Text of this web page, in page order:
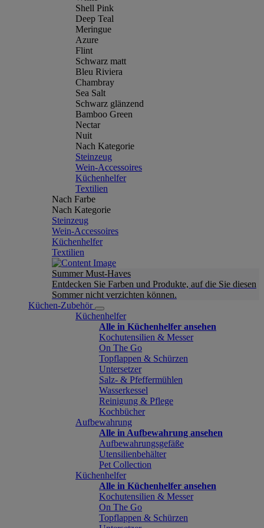
Shell Pink
Deep Teal
Meringue
Azure
Flint
Schwarz matt
Bleu Riviera
Chambray
Sea Salt
Schwarz glänzend
Bamboo Green
Nectar
Nuit
Nach Kategorie
Steinzeug
Wein-Accessoires
Küchenhelfer
Textilien
Nach Farbe
Nach Kategorie
Steinzeug
Wein-Accessoires
Küchenhelfer
Textilien
Summer Must-Haves
Entdecken Sie Farben und Produkte, auf die Sie diesen
Sommer nicht verzichten können.
Küchen-Zubehör
Küchenhelfer
Alle in Küchenhelfer ansehen
Kochutensilien & Messer
On The Go
Topflappen & Schürzen
Untersetzer
Salz- & Pfeffermühlen
Wasserkessel
Reinigung & Pflege
Kochbücher
Aufbewahrung
Alle in Aufbewahrung ansehen
Aufbewahrungsgefäße
Utensilienbehälter
Pet Collection
Küchenhelfer
Alle in Küchenhelfer ansehen
Kochutensilien & Messer
On The Go
Topflappen & Schürzen